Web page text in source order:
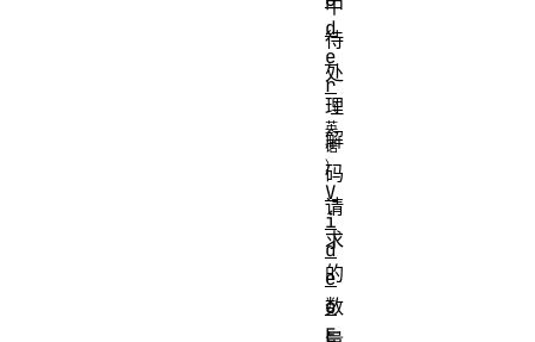
中
待
处
理
解
码
请
求
的
数
d
e
r
V
i
d
e
o
E